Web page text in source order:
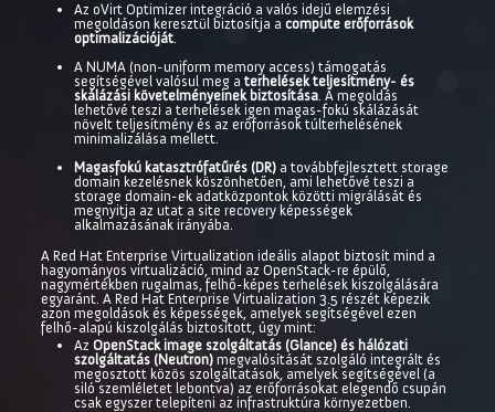
Az oVirt Optimizer integráció a valós idejű elemzési
megoldáson keresztül biztosítja a compute erőforrások
optimalizációját.
A NUMA (non-uniform memory access) támogatás
segítségével valósul meg a terhelések teljesítmény- és
skálázási követelményeinek biztosítása. A megoldás
lehetővé teszi a terhelések igen magas-fokú skálázását
növelt teljesítmény és az erőforrások túlterhelésének
minimalizálása mellett.
Magasfokú katasztrófatűrés (DR)a továbbfejlesztett storage
domain kezelésnek köszönhetően, ami lehetővé teszi a
storage domain-ek adatközpontok közötti migrálását és
megnyitja az utat a site recovery képességek
alkalmazásának irányába.
A Red Hat Enterprise Virtualization ideális alapot biztosít mind a
hagyományos virtualizáció, mind az OpenStack-re épülő,
nagymértékben rugalmas, felhő-képes terhelések kiszolgálására
egyaránt. A Red Hat Enterprise Virtualization 3.5 részét képezik
azon megoldások és képességek, amelyek segítségével ezen
felhő-alapú kiszolgálás biztosított, úgy mint:
Az OpenStack image szolgáltatás (Glance) és hálózati
szolgáltatás (Neutron)megvalósítását szolgáló integrált és
megosztott közös szolgáltatások, amelyek segítségével (a
siló szemléletet lebontva) az erőforrásokat elegendő csupán
csak egyszer telepíteni az infrastruktúra környezetben.